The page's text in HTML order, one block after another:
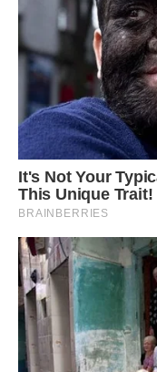
Передрук без
Фото ілюстративне,